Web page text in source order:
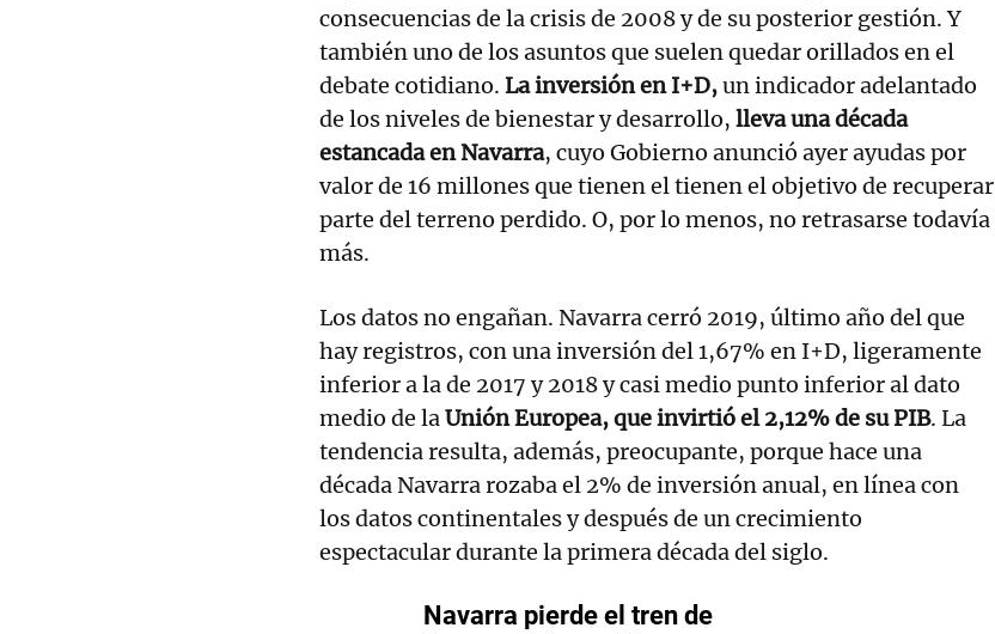
consecuencias de la crisis de 2008 y de su posterior gestión. Y
también uno de los asuntos que suelen quedar orillados en el
debate cotidiano. La inversión en I+D,un indicador adelantado
de los niveles de bienestar y desarrollo, lleva una década
estancada en Navarra, cuyo Gobierno anunció ayer ayudas por
valor de 16 millones que tienen el tienen el objetivo de recuperar
parte del terreno perdido. O, por lo menos, no retrasarse todavía
más.
Los datos no engañan. Navarra cerró 2019, último año del que
hay registros, con una inversión del 1,67% en I+D, ligeramente
inferior a la de 2017 y 2018 y casi medio punto inferior al dato
medio de laUnión Europea, que invirtió el 2,12% de su PIB. La
tendencia resulta, además, preocupante, porque hace una
década Navarra rozaba el 2% de inversión anual, en línea con
los datos continentales y después de un crecimiento
espectacular durante la primera década del siglo.